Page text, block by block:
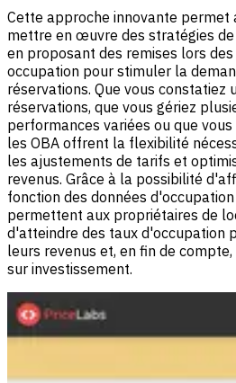
Cette approche innovante permet
mettre en œuvre des stratégies
en proposant des remises lors
occupation pour stimuler la
réservations. Que vous constatiez
réservations, que vous gériez
performances variées ou que
les OBA offrent la flexibilité
les ajustements de tarifs et
revenus. Grâce à la possibilité
fonction des données
permettent aux propriétaires de
d'atteindre des taux d'occupation
leurs revenus et, en fin de
sur investissement.